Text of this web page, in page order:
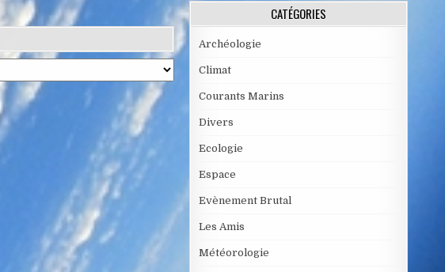
CATÉGORIES
Archéologie
Climat
Courants Marins
Divers
Ecologie
Espace
Evènement Brutal
Les Amis
Météorologie